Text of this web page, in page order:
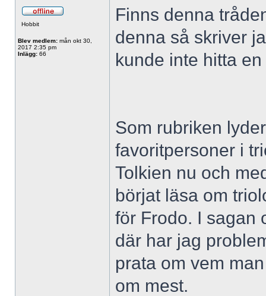
Hobbit
Blev medlem: mån okt 30,
2017 2:35 pm
Inlägg: 66
Finns denna
denna så skriver
kunde inte hitta en
Som rubriken
favoritpersoner i
Tolkien nu och
börjat läsa om
för Frodo. I sagan
där har jag
prata om vem
om mest.